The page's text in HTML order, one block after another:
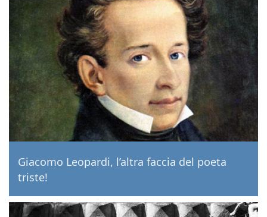
Giacomo Leopardi, l’altra faccia del poeta
triste!